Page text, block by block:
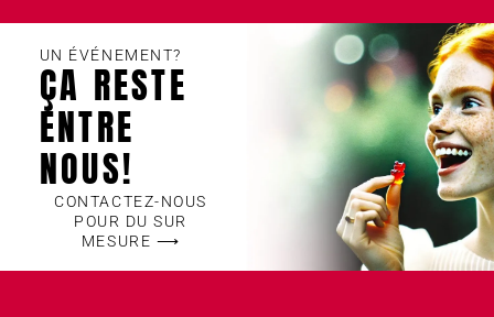
UN ÉVÉNEMENT?
ÇA RESTE
ENTRE
NOUS!
CONTACTEZ-NOUS
POUR DU SUR
MESURE ⟶